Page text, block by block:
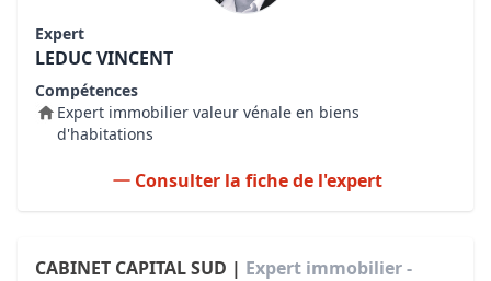
Expert
LEDUC VINCENT
Compétences
Expert immobilier valeur vénale en biens
d'habitations
Consulter la fiche de l'expert
CABINET CAPITAL SUD | Expert immobilier -